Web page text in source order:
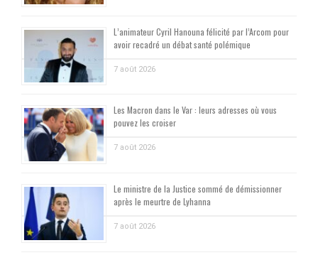
L’animateur Cyril Hanouna félicité par l’Arcom pour
avoir recadré un débat santé polémique
7 août 2026
Les Macron dans le Var : leurs adresses où vous
pouvez les croiser
7 août 2026
Le ministre de la Justice sommé de démissionner
après le meurtre de Lyhanna
7 août 2026